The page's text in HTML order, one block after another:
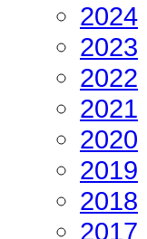
2024
2023
2022
2021
2020
2019
2018
2017